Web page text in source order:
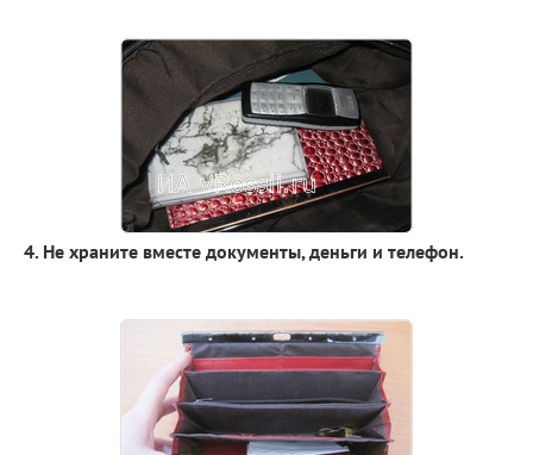
4. Не храните вместе документы, деньги и телефон.